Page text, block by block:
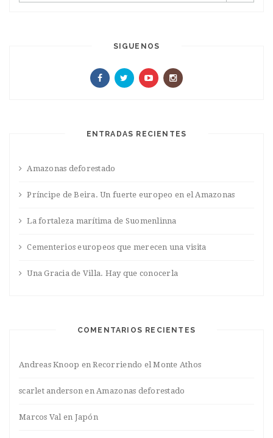
SIGUENOS
ENTRADAS RECIENTES
Amazonas deforestado
Príncipe de Beira. Un fuerte europeo en el Amazonas
La fortaleza marítima de Suomenlinna
Cementerios europeos que merecen una visita
Una Gracia de Villa. Hay que conocerla
COMENTARIOS RECIENTES
Andreas Knoop enRecorriendo el Monte Athos
scarlet anderson enAmazonas deforestado
Marcos Valen Japón